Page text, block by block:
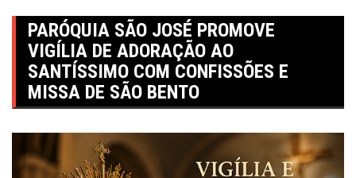
PARÓQUIA SÃO JOSÉ PROMOVE
VIGÍLIA DE ADORAÇÃO AO
SANTÍSSIMO COM CONFISSÕES E
MISSA DE SÃO BENTO